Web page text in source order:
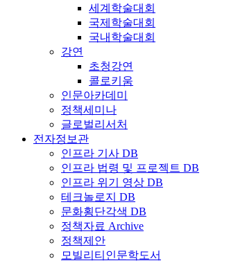
세계학술대회
국제학술대회
국내학술대회
강연
초청강연
콜로키움
인문아카데미
정책세미나
글로벌리서처
전자정보관
인프라 기사 DB
인프라 법령 및 프로젝트 DB
인프라 위기 영상 DB
테크놀로지 DB
문화횡단각색 DB
정책자료 Archive
정책제안
모빌리티인문학도서